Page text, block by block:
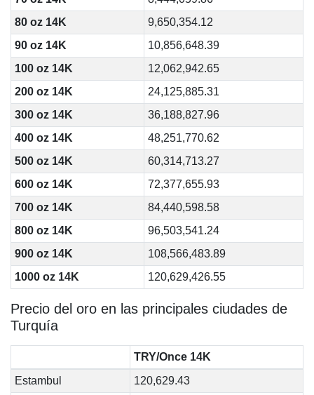
80 oz 14K
9,650,354.12
90 oz 14K
10,856,648.39
100 oz 14K
12,062,942.65
200 oz 14K
24,125,885.31
300 oz 14K
36,188,827.96
400 oz 14K
48,251,770.62
500 oz 14K
60,314,713.27
600 oz 14K
72,377,655.93
700 oz 14K
84,440,598.58
800 oz 14K
96,503,541.24
900 oz 14K
108,566,483.89
1000 oz 14K
120,629,426.55
Precio del oro en las principales ciudades de
Turquía
TRY/Once 14K
Estambul
120,629.43